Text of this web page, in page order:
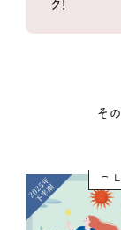
ク！
そ